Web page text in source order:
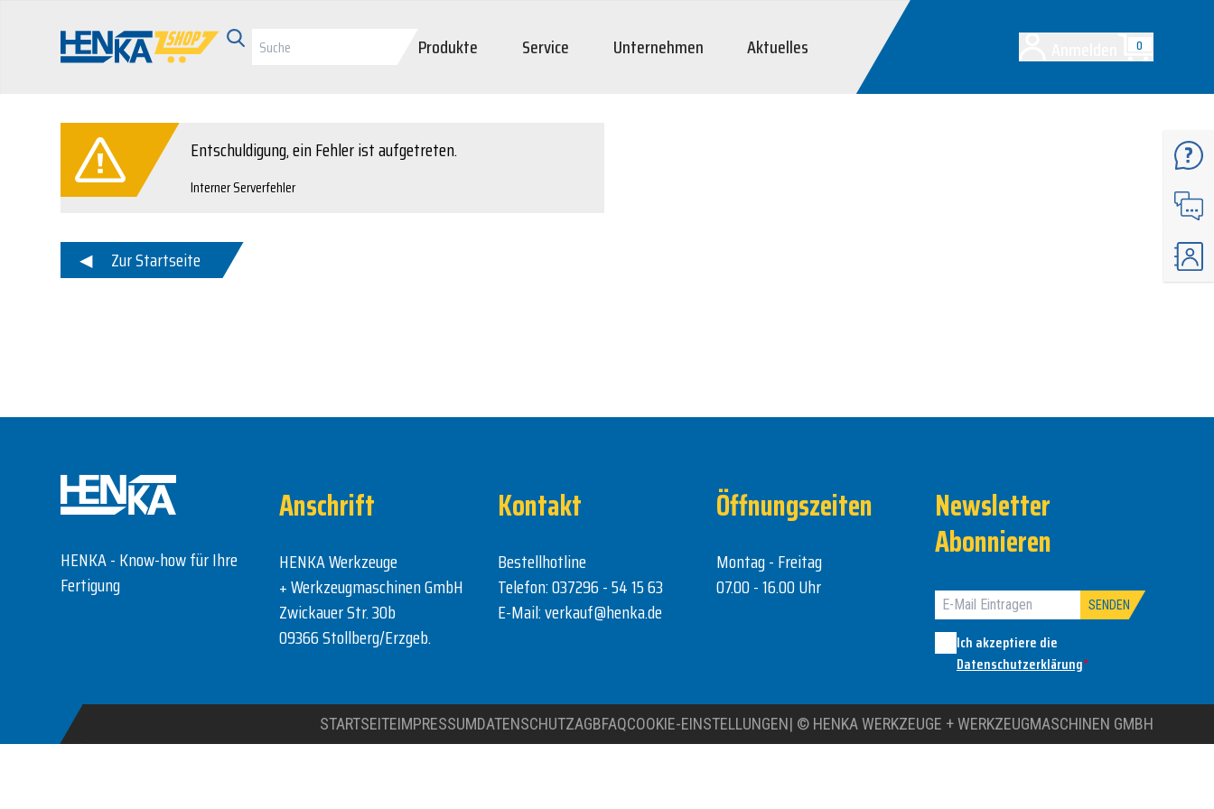
Produkte Service Unternehmen Aktuelles 0
Entschuldigung, ein Fehler ist aufgetreten.
Interner Serverfehler
Zur Startseite
HENKA - Know-how für Ihre
Fertigung
Anschrift
HENKA Werkzeuge
+ Werkzeugmaschinen GmbH
Zwickauer Str. 30b
09366 Stollberg/Erzgeb.
Kontakt
Bestellhotline
Telefon:037296 - 54 15 63
E-Mail:verkauf@henka.de
Öffnungszeiten
Montag - Freitag
07.00 - 16.00 Uhr
Newsletter
Abonnieren
SENDEN
Ich akzeptiere die
Datenschutzerklärung*
STARTSEITEIMPRESSUMDATENSCHUTZAGBFAQCOOKIE-EINSTELLUNGEN| © HENKA WERKZEUGE + WERKZEUGMASCHINEN GMBH